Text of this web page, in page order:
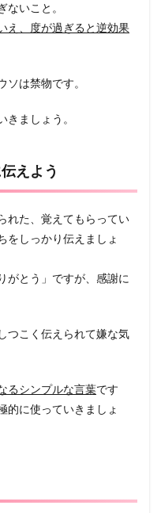
いこと。
え、度が過ぎると逆効果
ソは禁物です。
ましょう。
えよう
れた、覚えてもらってい
をしっかり伝えましょ
がとう」ですが、感謝に
つこく伝えられて嫌な気
るシンプルな言葉です
的に使っていきましょ